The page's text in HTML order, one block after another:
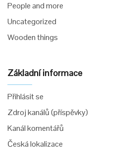
People and more
Uncategorized
Wooden things
Základní informace
Přihlásit se
Zdroj kanálů (příspěvky)
Kanál komentářů
Česká lokalizace